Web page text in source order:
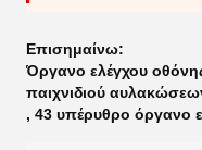
Επισημαίνω:
Όργανο ελέγχου
παιχνιδιού
, 43 υπέρυθρο όργανο